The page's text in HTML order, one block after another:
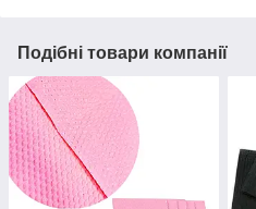
Подібні товари компанії